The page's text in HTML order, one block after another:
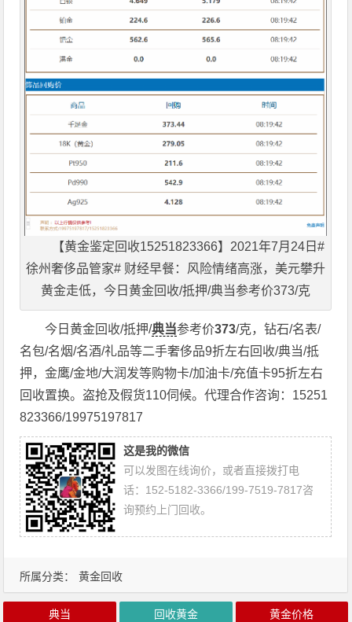
所属分类： 黄金回收
【黄金鉴定回收15251823366】2021年7月24日#
徐州奢侈品管家# 财经早餐：风险情绪高涨，美元攀升
黄金走低，今日黄金回收/抵押/典当参考价373/克
今日黄金回收/抵押/典当参考价373/克，钻石/名表/
名包/名烟/名酒/礼品等二手奢侈品9折左右回收/典当/抵
押，金鹰/金地/大润发等购物卡/加油卡/充值卡95折左右
回收置换。盗抢及假货110伺候。代理合作咨询：15251
823366/19975197817
这是我的微信
可以发图在线询价，或者直接拨打电
话：152-5182-3366/199-7519-7817咨
询预约上门回收。
典当 回收黄金 黄金价格